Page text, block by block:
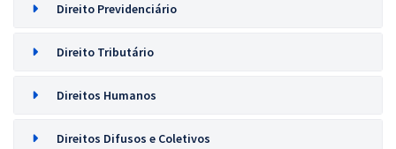
Direito Previdenciário
Direito Tributário
Direitos Humanos
Direitos Difusos e Coletivos